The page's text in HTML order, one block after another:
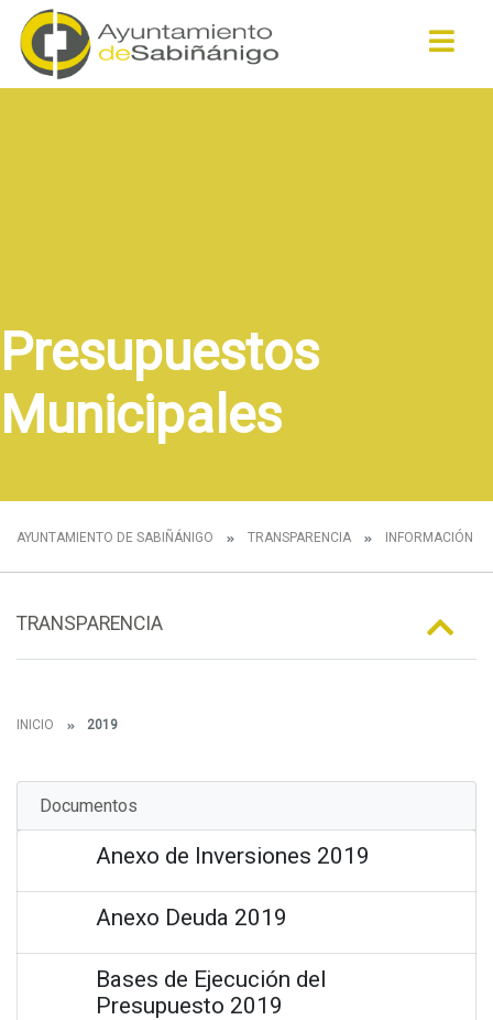
Presupuestos
Municipales
AYUNTAMIENTO DE SABIÑÁNIGO TRANSPARENCIA INFORMACIÓN
TRANSPARENCIA
INICIO 2019
Documentos
Anexo de Inversiones 2019
Anexo Deuda 2019
Bases de Ejecución del
Presupuesto 2019